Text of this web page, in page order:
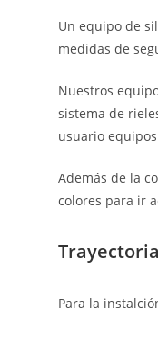
Un equipo de
medidas de
Nuestros
sistema de
usuario
Además de la
colores para ir
Para la